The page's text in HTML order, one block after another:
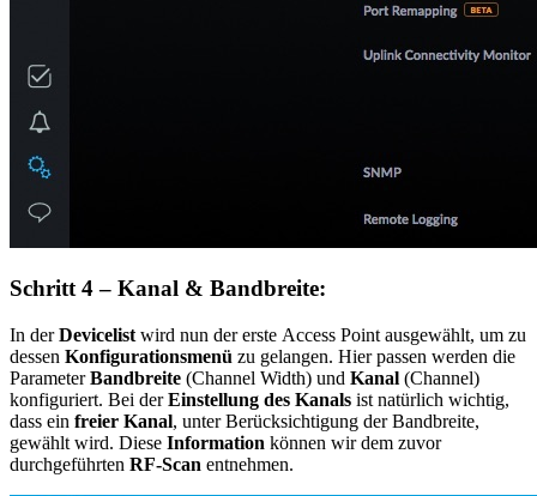
Schritt 4 – Kanal & Bandbreite:
In derDevicelist wird nun der erste Access Point ausgewählt, um zu
dessen Konfigurationsmenü zu gelangen. Hier passen werden die
ParameterBandbreite (Channel Width) und Kanal (Channel)
konfiguriert. Bei derEinstellung des Kanals ist natürlich wichtig,
dass ein freier Kanal, unter Berücksichtigung der Bandbreite,
gewählt wird. Diese Information können wir dem zuvor
durchgeführten RF-Scan entnehmen.